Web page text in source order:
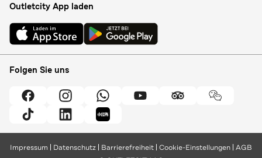
Outletcity App laden
Folgen Sie uns
Impressum Datenschutz Barrierefreiheit Cookie-Einstellungen AGB